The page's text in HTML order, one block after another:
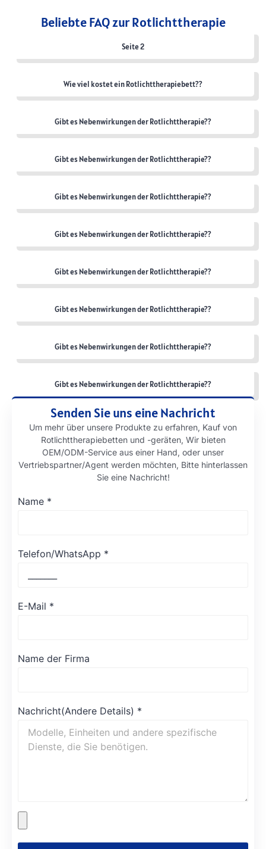
Beliebte FAQ zur Rotlichttherapie
Seite 2
Wie viel kostet ein Rotlichttherapiebett??
Gibt es Nebenwirkungen der Rotlichttherapie??
Gibt es Nebenwirkungen der Rotlichttherapie??
Gibt es Nebenwirkungen der Rotlichttherapie??
Gibt es Nebenwirkungen der Rotlichttherapie??
Gibt es Nebenwirkungen der Rotlichttherapie??
Gibt es Nebenwirkungen der Rotlichttherapie??
Gibt es Nebenwirkungen der Rotlichttherapie??
Gibt es Nebenwirkungen der Rotlichttherapie??
Senden Sie uns eine Nachricht
Um mehr über unsere Produkte zu erfahren, Kauf von
Rotlichttherapiebetten und -geräten, Wir bieten
OEM/ODM-Service aus einer Hand, oder unser
Vertriebspartner/Agent werden möchten, Bitte hinterlassen
Sie eine Nachricht!
Name *
Telefon/WhatsApp *
E-Mail *
Name der Firma
Nachricht(Andere Details) *